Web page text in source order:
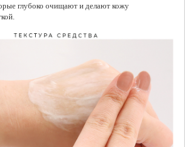
глубоко очищают и делают кожу